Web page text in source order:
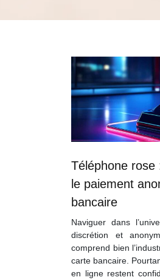
Téléphone rose
le paiement
bancaire
Naviguer dans
discrétion et
comprend bien
carte bancaire.
en ligne restent